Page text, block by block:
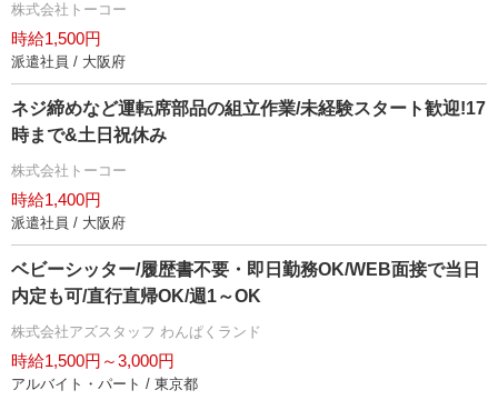
株式会社トーコー
時給1,500円
派遣社員 / 大阪府
ネジ締めなど運転席部品の組立作業/未経験スタート歓迎!17
時まで&土日祝休み
株式会社トーコー
時給1,400円
派遣社員 / 大阪府
ベビーシッター/履歴書不要・即日勤務OK/WEB面接で当日
内定も可/直行直帰OK/週1～OK
株式会社アズスタッフ わんぱくランド
時給1,500円～3,000円
アルバイト・パート / 東京都